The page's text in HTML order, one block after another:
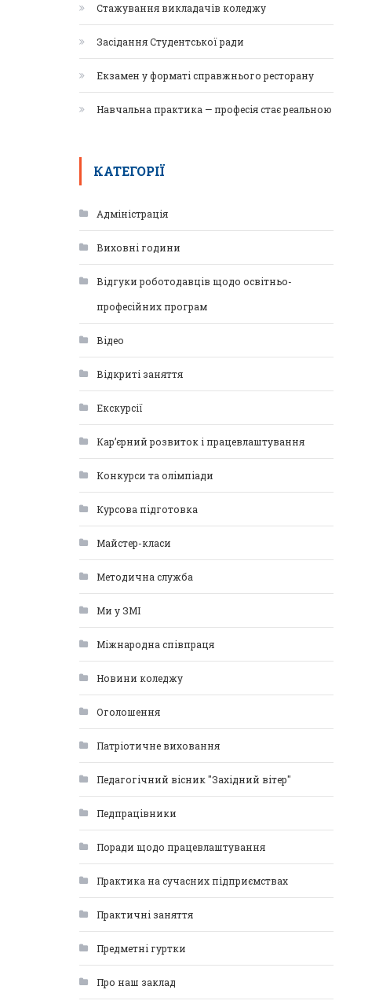
Стажування викладачів коледжу
Засідання Студентської ради
Екзамен у форматі справжнього ресторану
Навчальна практика — професія стає реальною
КАТЕГОРІЇ
Адміністрація
Виховні години
Відгуки роботодавців щодо освітньо-
професійних програм
Відео
Відкриті заняття
Екскурсії
Кар’єрний розвиток і працевлаштування
Конкурси та олімпіади
Курсова підготовка
Майстер-класи
Методична служба
Ми у ЗМІ
Міжнародна співпраця
Новини коледжу
Оголошення
Патріотичне виховання
Педагогічний вісник "Західний вітер"
Педпрацівники
Поради щодо працевлаштування
Практика на сучасних підприємствах
Практичні заняття
Предметні гуртки
Про наш заклад